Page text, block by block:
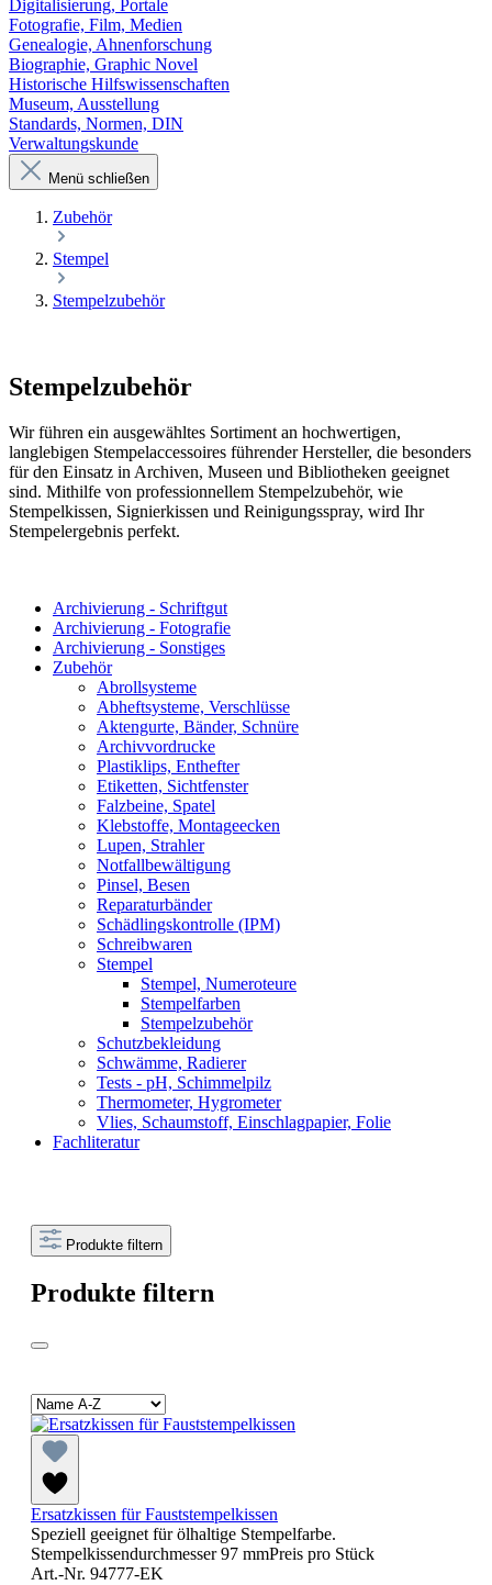
Digitalisierung, Portale
Fotografie, Film, Medien
Genealogie, Ahnenforschung
Biographie, Graphic Novel
Historische Hilfswissenschaften
Museum, Ausstellung
Standards, Normen, DIN
Verwaltungskunde
Menü schließen
Zubehör
Stempel
Stempelzubehör
Stempelzubehör
Wir führen ein ausgewähltes Sortiment an hochwertigen,
langlebigen Stempelaccessoires führender Hersteller, die besonders
für den Einsatz in Archiven, Museen und Bibliotheken geeignet
sind. Mithilfe von professionnellem Stempelzubehör, wie
Stempelkissen, Signierkissen und Reinigungsspray, wird Ihr
Stempelergebnis perfekt.
Archivierung - Schriftgut
Archivierung - Fotografie
Archivierung - Sonstiges
Zubehör
Abrollsysteme
Abheftsysteme, Verschlüsse
Aktengurte, Bänder, Schnüre
Archivvordrucke
Plastiklips, Enthefter
Etiketten, Sichtfenster
Falzbeine, Spatel
Klebstoffe, Montageecken
Lupen, Strahler
Notfallbewältigung
Pinsel, Besen
Reparaturbänder
Schädlingskontrolle (IPM)
Schreibwaren
Stempel
Stempel, Numeroteure
Stempelfarben
Stempelzubehör
Schutzbekleidung
Schwämme, Radierer
Tests - pH, Schimmelpilz
Thermometer, Hygrometer
Vlies, Schaumstoff, Einschlagpapier, Folie
Fachliteratur
Produkte filtern
Produkte filtern
Ersatzkissen für Fauststempelkissen
Speziell geeignet für ölhaltige Stempelfarbe.
Stempelkissendurchmesser 97 mmPreis pro Stück
Art.-Nr. 94777-EK